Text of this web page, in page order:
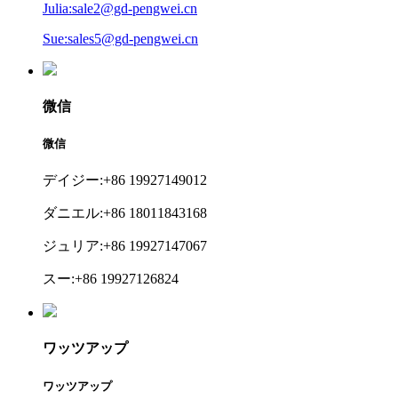
Julia:sale2@gd-pengwei.cn
Sue:sales5@gd-pengwei.cn
微信
微信
デイジー:+86 19927149012
ダニエル:+86 18011843168
ジュリア:+86 19927147067
スー:+86 19927126824
ワッツアップ
ワッツアップ